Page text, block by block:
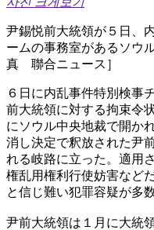
尹錫悦前大統領が５日、
ームの事務室があるソウ
真 聯合ニュース］
６日に内乱事件特別検事
前大統領に対する拘束令
にソウル中央地裁で開か
消し決定で釈放された尹
れる岐路に立った。適用
権乱用権利行使妨害など
と信じ難い犯罪容疑が多
尹前大統領は１月に大統